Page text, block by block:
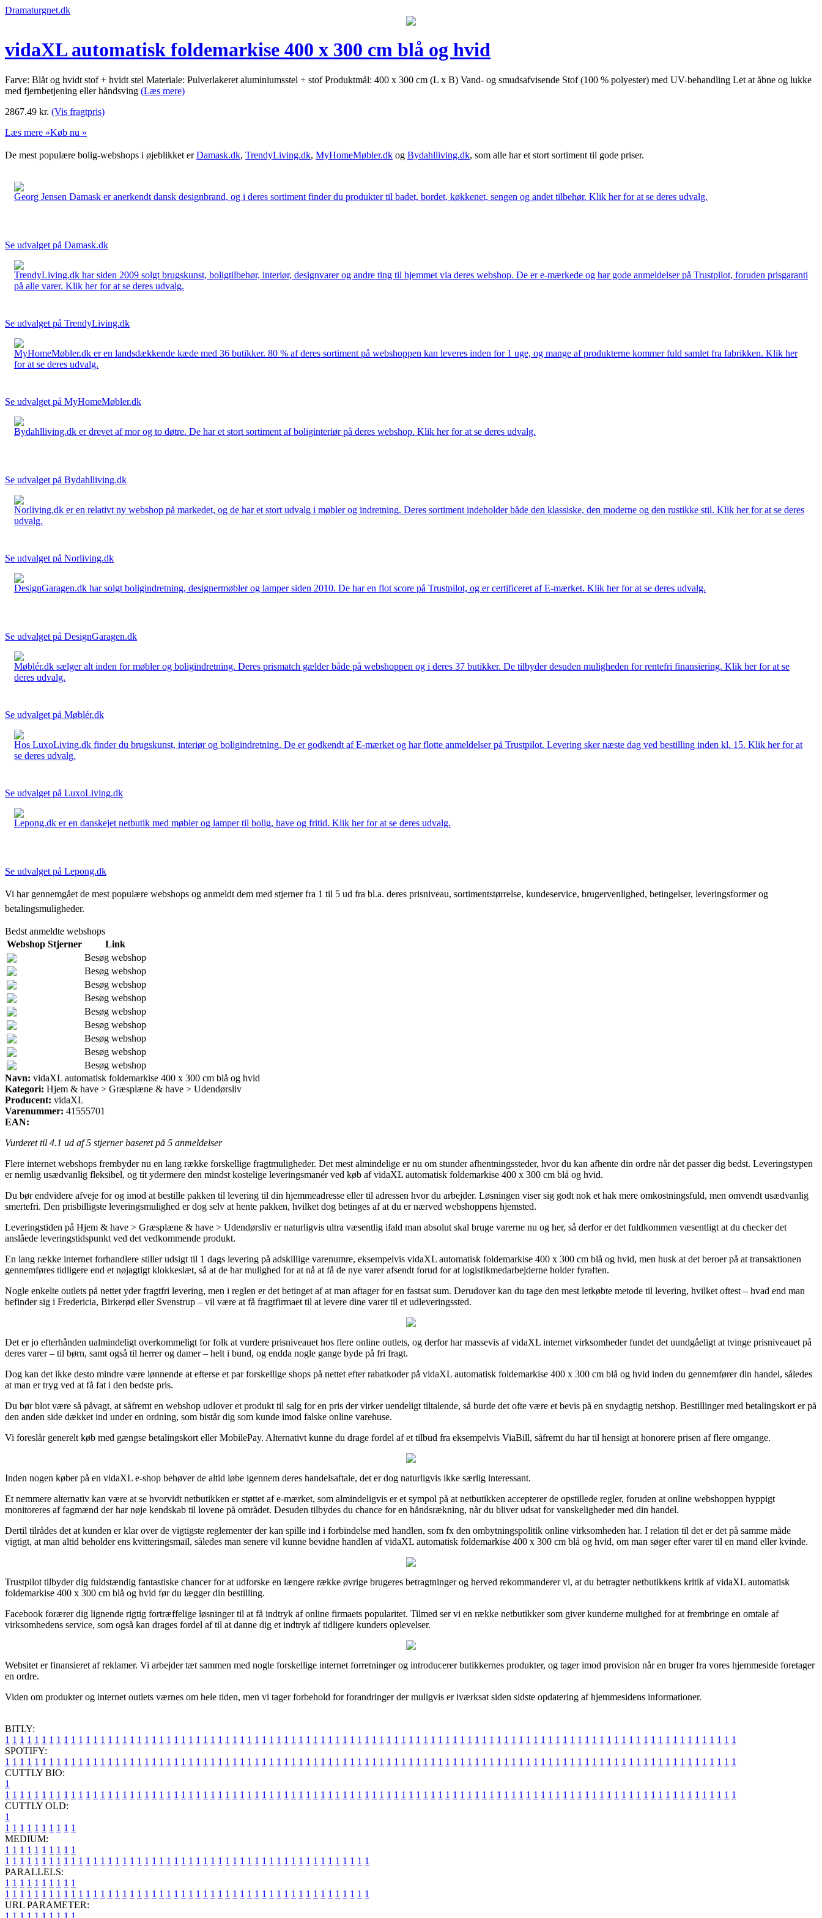
Dramaturgnet.dk
vidaXL automatisk foldemarkise 400 x 300 cm blå og hvid
Farve: Blåt og hvidt stof + hvidt stel Materiale: Pulverlakeret aluminiumsstel + stof Produktmål: 400 x 300 cm (L x B) Vand- og smudsafvisende Stof (100 % polyester) med UV-behandling Let at åbne og lukke
med fjernbetjening eller håndsving (Læs mere)
2867.49 kr. (Vis fragtpris)
Læs mere »Køb nu »
De mest populære bolig-webshops i øjeblikket erDamask.dk, TrendyLiving.dk, MyHomeMøbler.dk og Bydahlliving.dk, som alle har et stort sortiment til gode priser.
Georg Jensen Damask er anerkendt dansk designbrand, og i deres sortiment finder du produkter til badet, bordet, køkkenet, sengen og andet tilbehør. Klik her for at se deres udvalg.
Se udvalget på Damask.dk
TrendyLiving.dk har siden 2009 solgt brugskunst, boligtilbehør, interiør, designvarer og andre ting til hjemmet via deres webshop. De er e-mærkede og har gode anmeldelser på Trustpilot, foruden prisgaranti
på alle varer. Klik her for at se deres udvalg.
Se udvalget på TrendyLiving.dk
MyHomeMøbler.dk er en landsdækkende kæde med 36 butikker. 80 % af deres sortiment på webshoppen kan leveres inden for 1 uge, og mange af produkterne kommer fuld samlet fra fabrikken. Klik her
for at se deres udvalg.
Se udvalget på MyHomeMøbler.dk
Bydahlliving.dk er drevet af mor og to døtre. De har et stort sortiment af boliginteriør på deres webshop. Klik her for at se deres udvalg.
Se udvalget på Bydahlliving.dk
Norliving.dk er en relativt ny webshop på markedet, og de har et stort udvalg i møbler og indretning. Deres sortiment indeholder både den klassiske, den moderne og den rustikke stil. Klik her for at se deres
udvalg.
Se udvalget på Norliving.dk
DesignGaragen.dk har solgt boligindretning, designermøbler og lamper siden 2010. De har en flot score på Trustpilot, og er certificeret af E-mærket. Klik her for at se deres udvalg.
Se udvalget på DesignGaragen.dk
Møblér.dk sælger alt inden for møbler og boligindretning. Deres prismatch gælder både på webshoppen og i deres 37 butikker. De tilbyder desuden muligheden for rentefri finansiering. Klik her for at se
deres udvalg.
Se udvalget på Møblér.dk
Hos LuxoLiving.dk finder du brugskunst, interiør og boligindretning. De er godkendt af E-mærket og har flotte anmeldelser på Trustpilot. Levering sker næste dag ved bestilling inden kl. 15. Klik her for at
se deres udvalg.
Se udvalget på LuxoLiving.dk
Lepong.dk er en danskejet netbutik med møbler og lamper til bolig, have og fritid. Klik her for at se deres udvalg.
Se udvalget på Lepong.dk
Vi har gennemgået de mest populære webshops og anmeldt dem med stjerner fra 1 til 5 ud fra bl.a. deres prisniveau, sortimentstørrelse, kundeservice, brugervenlighed, betingelser, leveringsformer og
betalingsmuligheder.
Bedst anmeldte webshops
Webshop Stjerner
Link
Besøg webshop
Besøg webshop
Besøg webshop
Besøg webshop
Besøg webshop
Besøg webshop
Besøg webshop
Besøg webshop
Besøg webshop
Navn: vidaXL automatisk foldemarkise 400 x 300 cm blå og hvid
Kategori: Hjem & have > Græsplæne & have > Udendørsliv
Producent: vidaXL
Varenummer: 41555701
EAN:
Vurderet til 4.1 ud af 5 stjerner baseret på 5 anmeldelser
Flere internet webshops frembyder nu en lang række forskellige fragtmuligheder. Det mest almindelige er nu om stunder afhentningssteder, hvor du kan afhente din ordre når det passer dig bedst. Leveringstypen
er nemlig usædvanlig fleksibel, og tit ydermere den mindst kostelige leveringsmanér ved køb af vidaXL automatisk foldemarkise 400 x 300 cm blå og hvid.
Du bør endvidere afveje for og imod at bestille pakken til levering til din hjemmeadresse eller til adressen hvor du arbejder. Løsningen viser sig godt nok et hak mere omkostningsfuld, men omvendt usædvanlig
smertefri. Den prisbilligste leveringsmulighed er dog selv at hente pakken, hvilket dog betinges af at du er nærved webshoppens hjemsted.
Leveringstiden på Hjem & have > Græsplæne & have > Udendørsliv er naturligvis ultra væsentlig ifald man absolut skal bruge varerne nu og her, så derfor er det fuldkommen væsentligt at du checker det
anslåede leveringstidspunkt ved det vedkommende produkt.
En lang række internet forhandlere stiller udsigt til 1 dags levering på adskillige varenumre, eksempelvis vidaXL automatisk foldemarkise 400 x 300 cm blå og hvid, men husk at det beroer på at transaktionen
gennemføres tidligere end et nøjagtigt klokkeslæt, så at de har mulighed for at nå at få de nye varer afsendt forud for at logistikmedarbejderne holder fyraften.
Nogle enkelte outlets på nettet yder fragtfri levering, men i reglen er det betinget af at man aftager for en fastsat sum. Derudover kan du tage den mest letkøbte metode til levering, hvilket oftest – hvad end man
befinder sig i Fredericia, Birkerød eller Svenstrup – vil være at få fragtfirmaet til at levere dine varer til et udleveringssted.
Det er jo efterhånden ualmindeligt overkommeligt for folk at vurdere prisniveauet hos flere online outlets, og derfor har massevis af vidaXL internet virksomheder fundet det uundgåeligt at tvinge prisniveauet på
deres varer – til børn, samt også til herrer og damer – helt i bund, og endda nogle gange byde på fri fragt.
Dog kan det ikke desto mindre være lønnende at efterse et par forskellige shops på nettet efter rabatkoder på vidaXL automatisk foldemarkise 400 x 300 cm blå og hvid inden du gennemfører din handel, således
at man er tryg ved at få fat i den bedste pris.
Du bør blot være så påvagt, at såfremt en webshop udlover et produkt til salg for en pris der virker uendeligt tiltalende, så burde det ofte være et bevis på en snydagtig netshop. Bestillinger med betalingskort er på
den anden side dækket ind under en ordning, som bistår dig som kunde imod falske online varehuse.
Vi foreslår generelt køb med gængse betalingskort eller MobilePay. Alternativt kunne du drage fordel af et tilbud fra eksempelvis ViaBill, såfremt du har til hensigt at honorere prisen af flere omgange.
Inden nogen køber på en vidaXL e-shop behøver de altid løbe igennem deres handelsaftale, det er dog naturligvis ikke særlig interessant.
Et nemmere alternativ kan være at se hvorvidt netbutikken er støttet af e-mærket, som almindeligvis er et sympol på at netbutikken accepterer de opstillede regler, foruden at online webshoppen hyppigt
monitoreres af fagmænd der har nøje kendskab til lovene på området. Desuden tilbydes du chance for en håndsrækning, når du bliver udsat for vanskeligheder med din handel.
Dertil tilrådes det at kunden er klar over de vigtigste reglementer der kan spille ind i forbindelse med handlen, som fx den ombytningspolitik online virksomheden har. I relation til det er det på samme måde
vigtigt, at man altid beholder ens kvitteringsmail, således man senere vil kunne bevidne handlen af vidaXL automatisk foldemarkise 400 x 300 cm blå og hvid, om man søger efter varer til en mand eller kvinde.
Trustpilot tilbyder dig fuldstændig fantastiske chancer for at udforske en længere række øvrige brugeres betragtninger og herved rekommanderer vi, at du betragter netbutikkens kritik af vidaXL automatisk
foldemarkise 400 x 300 cm blå og hvid før du lægger din bestilling.
Facebook forærer dig lignende rigtig fortræffelige løsninger til at få indtryk af online firmaets popularitet. Tilmed ser vi en række netbutikker som giver kunderne mulighed for at frembringe en omtale af
virksomhedens service, som også kan drages fordel af til at danne dig et indtryk af tidligere kunders oplevelser.
Websitet er finansieret af reklamer. Vi arbejder tæt sammen med nogle forskellige internet forretninger og introducerer butikkernes produkter, og tager imod provision når en bruger fra vores hjemmeside foretager
en ordre.
Viden om produkter og internet outlets værnes om hele tiden, men vi tager forbehold for forandringer der muligvis er iværksat siden sidste opdatering af hjemmesidens informationer.
BITLY:
1 1 1 1 1 1 1 1 1 1 1 1 1 1 1 1 1 1 1 1 1 1 1 1 1 1 1 1 1 1 1 1 1 1 1 1 1 1 1 1 1 1 1 1 1 1 1 1 1 1 1 1 1 1 1 1 1 1 1 1 1 1 1 1 1 1 1 1 1 1 1 1 1 1 1 1 1 1 1 1 1 1 1 1 1 1 1 1 1 1 1 1 1 1 1 1 1 1 1 1
SPOTIFY:
1 1 1 1 1 1 1 1 1 1 1 1 1 1 1 1 1 1 1 1 1 1 1 1 1 1 1 1 1 1 1 1 1 1 1 1 1 1 1 1 1 1 1 1 1 1 1 1 1 1 1 1 1 1 1 1 1 1 1 1 1 1 1 1 1 1 1 1 1 1 1 1 1 1 1 1 1 1 1 1 1 1 1 1 1 1 1 1 1 1 1 1 1 1 1 1 1 1 1 1
CUTTLY BIO:
1
1 1 1 1 1 1 1 1 1 1 1 1 1 1 1 1 1 1 1 1 1 1 1 1 1 1 1 1 1 1 1 1 1 1 1 1 1 1 1 1 1 1 1 1 1 1 1 1 1 1 1 1 1 1 1 1 1 1 1 1 1 1 1 1 1 1 1 1 1 1 1 1 1 1 1 1 1 1 1 1 1 1 1 1 1 1 1 1 1 1 1 1 1 1 1 1 1 1 1 1
CUTTLY OLD:
1
1 1 1 1 1 1 1 1 1 1
MEDIUM:
1 1 1 1 1 1 1 1 1 1
1 1 1 1 1 1 1 1 1 1 1 1 1 1 1 1 1 1 1 1 1 1 1 1 1 1 1 1 1 1 1 1 1 1 1 1 1 1 1 1 1 1 1 1 1 1 1 1 1 1
PARALLELS:
1 1 1 1 1 1 1 1 1 1
1 1 1 1 1 1 1 1 1 1 1 1 1 1 1 1 1 1 1 1 1 1 1 1 1 1 1 1 1 1 1 1 1 1 1 1 1 1 1 1 1 1 1 1 1 1 1 1 1 1
URL PARAMETER:
1 1 1 1 1 1 1 1 1 1